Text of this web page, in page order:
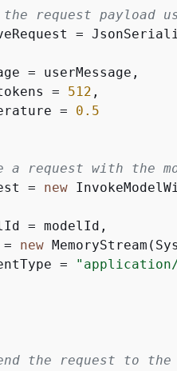
the request payload
=
= userMessage,
=
512 ,
=
0.5
a request with the
= new
= modelId,
=
new
=
the request to the